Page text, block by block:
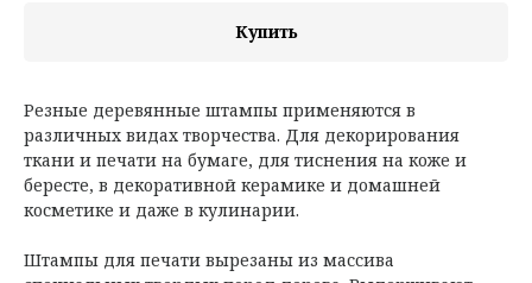
Купить
Резные деревянные штампы применяются в
различных видах творчества. Для декорирования
ткани и печати на бумаге, для тиснения на коже и
бересте, в декоративной керамике и домашней
косметике и даже в кулинарии.
Штампы для печати вырезаны из массива